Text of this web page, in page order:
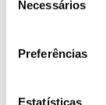
Necessários
Preferências
Estatísticas